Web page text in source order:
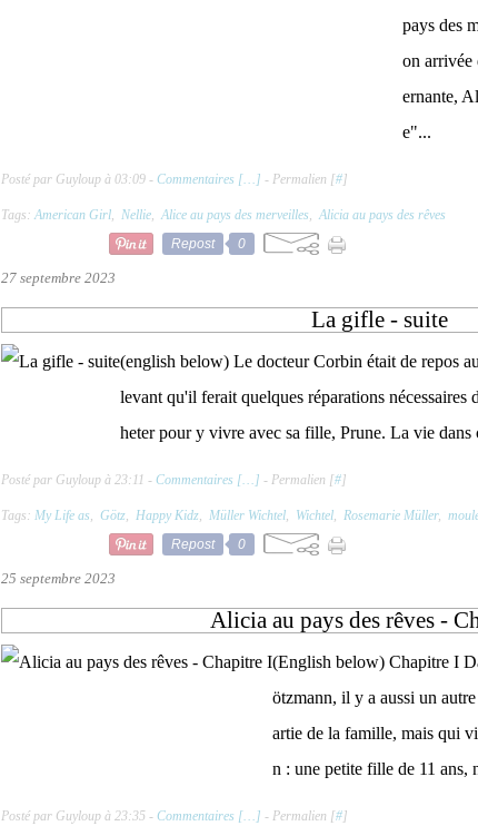
pays des
on arrivée
ernante,
e"...
Posté par Guyloup à 03:09 - Commentaires [… ] - Permalien [#]
Tags: American Girl, Nellie, Alice au pays des merveilles, Alicia au pays des rêves
Repost
0
27 septembre 2023
La gifle - suite
(english below) Le docteur Corbin était de repos
levant qu'il ferait quelques réparations
heter pour y vivre avec sa fille, Prune. La vie dans
Posté par Guyloup à 23:11 - Commentaires [… ] - Permalien [#]
Tags: My Life as, Götz, Happy Kidz, Müller Wichtel, Wichtel, Rosemarie Müller,
Repost
0
25 septembre 2023
Alicia au pays des rêves -
(English below) Chapitre I
ötzmann, il y a aussi un
artie de la famille, mais qui
n : une petite fille de 11 ans,
Posté par Guyloup à 23:35 - Commentaires [… ] - Permalien [#]